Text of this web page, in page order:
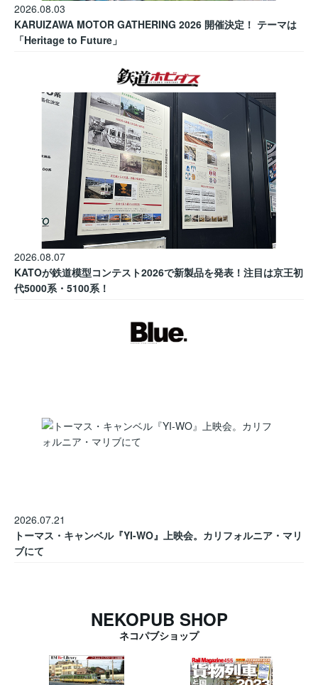
2026.08.03
KARUIZAWA MOTOR GATHERING 2026 開催決定！ テーマは
「Heritage to Future」
2026.08.07
KATOが鉄道模型コンテスト2026で新製品を発表！注目は京王初
代5000系・5100系！
2026.07.21
トーマス・キャンベル『YI-WO』上映会。カリフォルニア・マリ
ブにて
NEKOPUB SHOP
ネコパブショップ